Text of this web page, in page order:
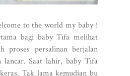
to the world my baby !
bagi baby Tifa melihat
proses persalinan berjalan
lancar. Saat lahir, baby Tifa
Tak lama kemudian bu